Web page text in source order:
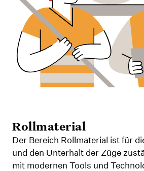
Rollmaterial
Der Bereich Rollmaterial ist für
und den Unterhalt der Züge
mit modernen Tools und